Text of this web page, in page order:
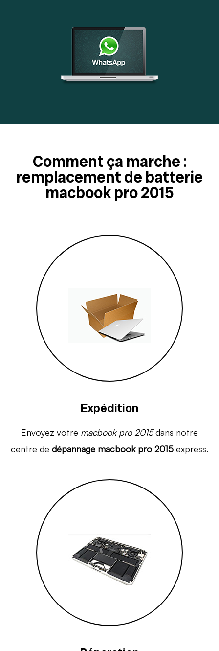
Comment ça marche :
remplacement de batterie
macbook pro 2015
Expédition
Envoyez votre macbook pro 2015dans notre
centre de dépannage macbook pro 2015 express.